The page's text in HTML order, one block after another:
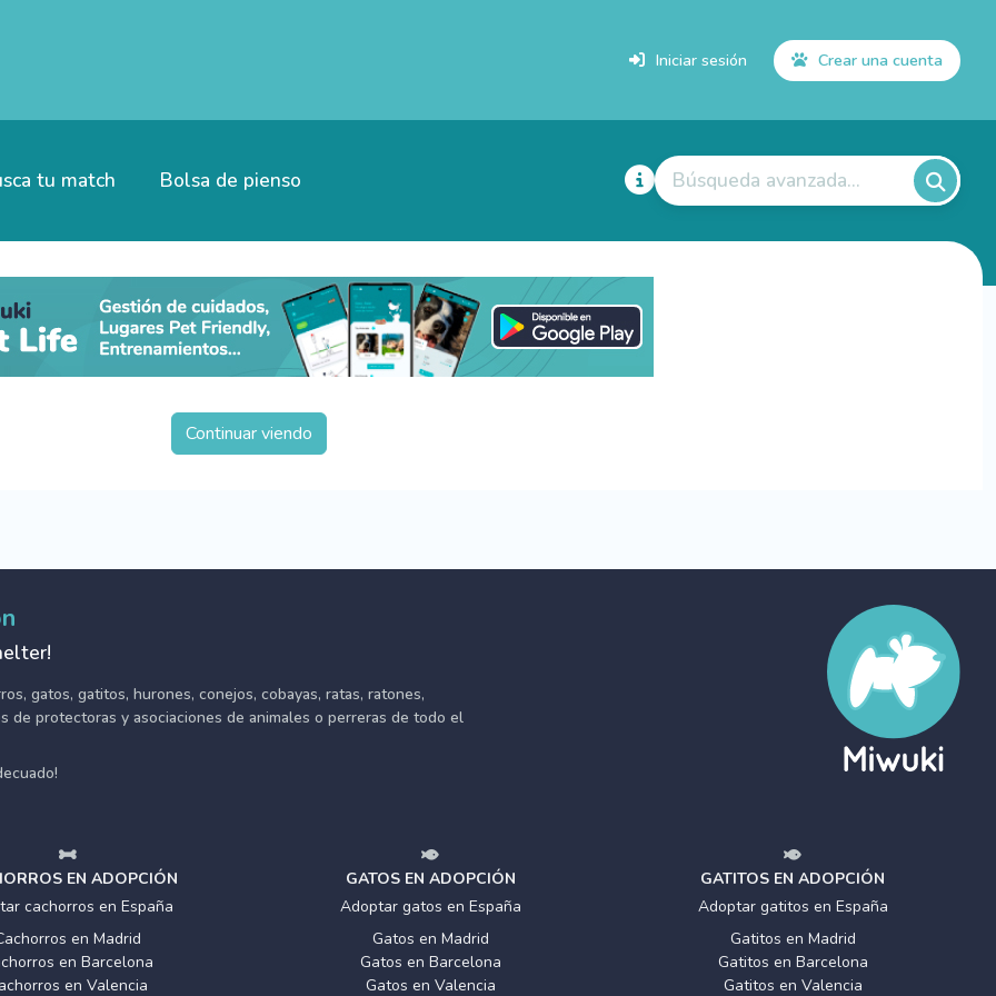
Iniciar sesión Crear una cuenta
tu match Bolsa de pienso Búsqueda avanzada...
Continuar viendo
gatos, gatitos, hurones, conejos, cobayas, ratas, ratones,
de protectoras y asociaciones de animales o perreras de todo el
EN ADOPCIÓN
cachorros en España
en Madrid
en Barcelona
en Valencia
GATOS EN ADOPCIÓN
Adoptar gatos en España
Gatos en Madrid
Gatos en Barcelona
Gatos en Valencia
GATITOS EN ADOPCIÓN
Adoptar gatitos en España
Gatitos en Madrid
Gatitos en Barcelona
Gatitos en Valencia